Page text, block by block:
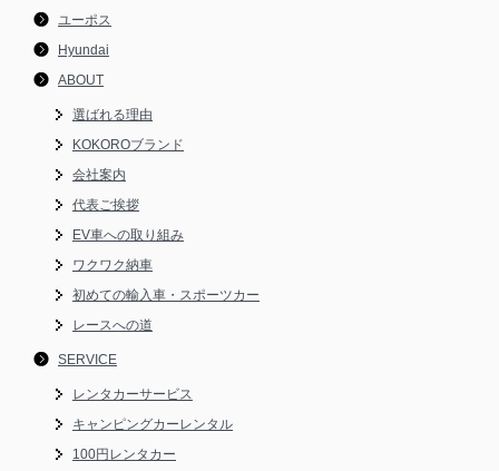
ユーポス
Hyundai
ABOUT
選ばれる理由
KOKOROブランド
会社案内
代表ご挨拶
EV車への取り組み
ワクワク納車
初めての輸入車・スポーツカー
レースへの道
SERVICE
レンタカーサービス
キャンピングカーレンタル
100円レンタカー